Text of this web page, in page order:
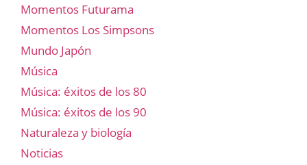
Momentos Futurama
Momentos Los Simpsons
Mundo Japón
Música
Música: éxitos de los 80
Música: éxitos de los 90
Naturaleza y biología
Noticias